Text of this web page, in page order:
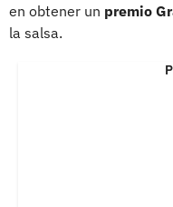
en obtener un premio
la salsa.